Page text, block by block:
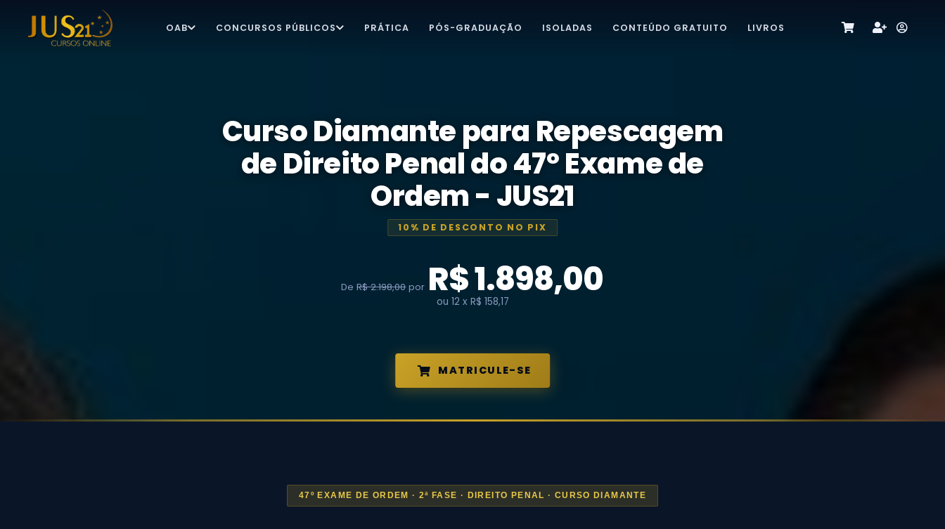
OAB CONCURSOS PÚBLICOS PRÁTICA PÓS-GRADUAÇÃO ISOLADAS CONTEÚDO GRATUITO LIVROS
Curso Diamante para Repescagem
de Direito Penal do 47º Exame de
Ordem - JUS21
10% DE DESCONTO NO PIX
DeR$ 2.198,00por R$ 1.898,00
ou 12 x R$ 158,17
MATRICULE-SE
47º EXAME DE ORDEM · 2ª FASE · DIREITO PENAL · CURSO DIAMANTE